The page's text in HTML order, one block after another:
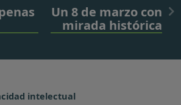
Un 8 de marzo con
mirada histórica
intelectual